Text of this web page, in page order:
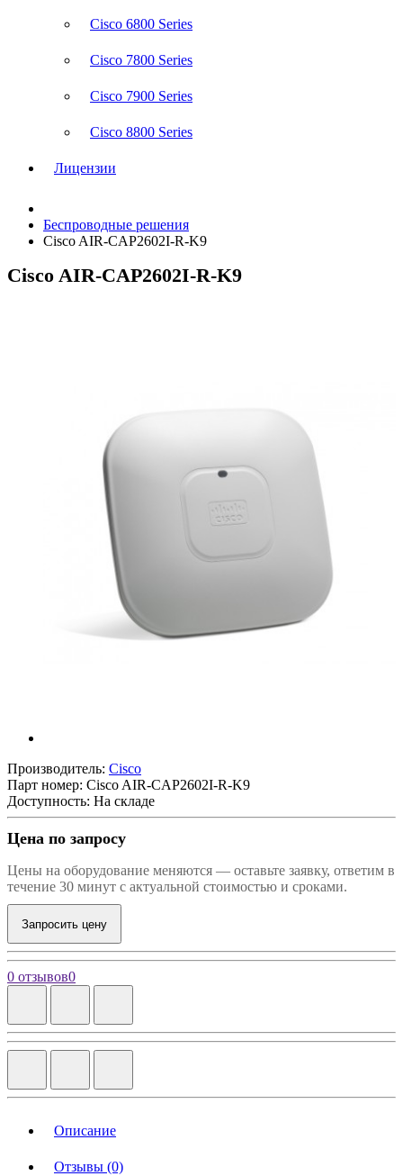
Cisco 6800 Series
Cisco 7800 Series
Cisco 7900 Series
Cisco 8800 Series
Лицензии
Беспроводные решения
Cisco AIR-CAP2602I-R-K9
Cisco AIR-CAP2602I-R-K9
Производитель: Cisco
Парт номер: Cisco AIR-CAP2602I-R-K9
Доступность: На складе
Цена по запросу
Цены на оборудование меняются — оставьте заявку, ответим в
течение 30 минут с актуальной стоимостью и сроками.
Запросить цену
0 отзывов0
Описание
Отзывы (0)